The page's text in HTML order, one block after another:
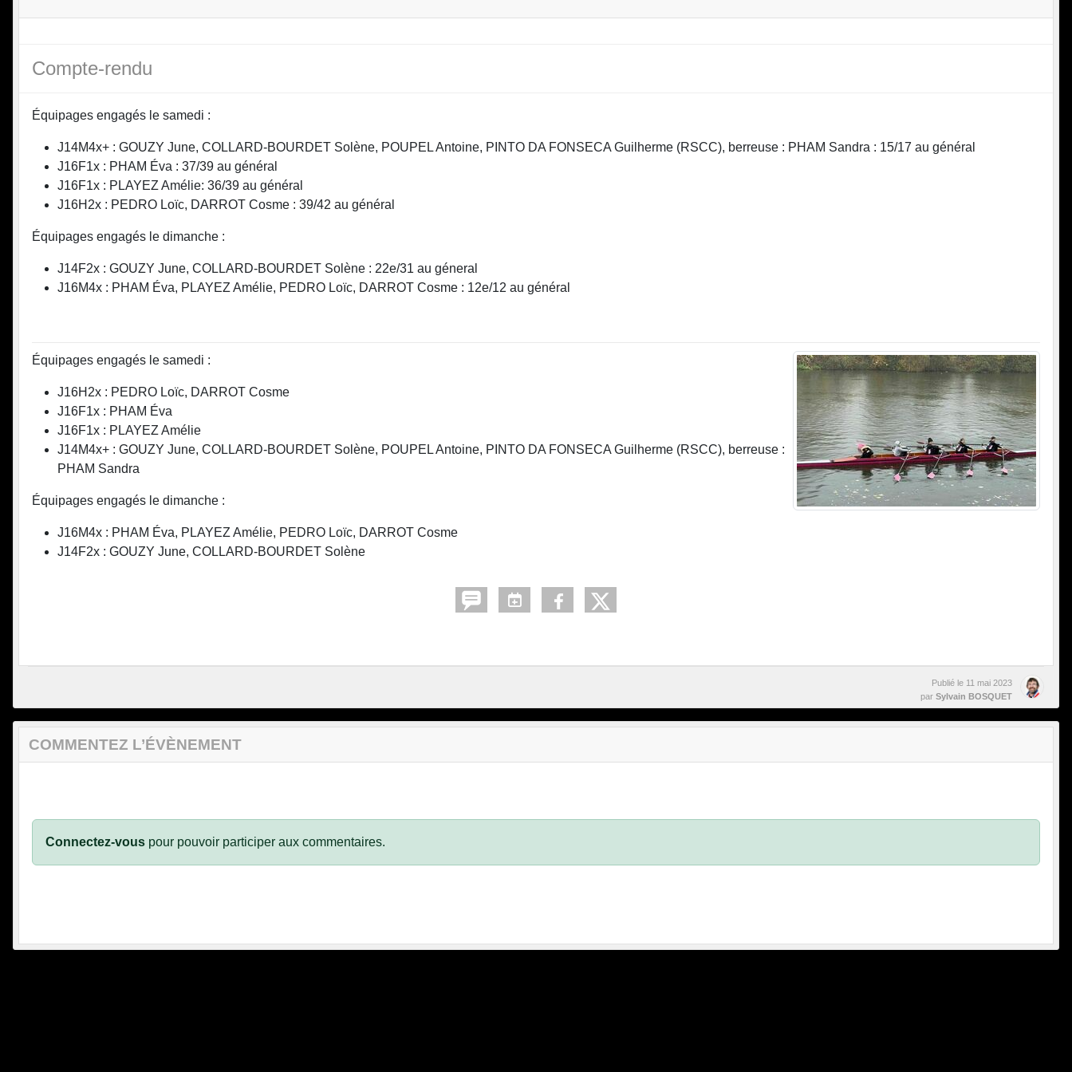
Compte-rendu
Équipages engagés le samedi :
J14M4x+ : GOUZY June, COLLARD-BOURDET Solène, POUPEL Antoine, PINTO DA FONSECA Guilherme (RSCC), berreuse : PHAM Sandra : 15/17 au général
J16F1x : PHAM Éva : 37/39 au général
J16F1x : PLAYEZ Amélie: 36/39 au général
J16H2x : PEDRO Loïc, DARROT Cosme : 39/42 au général
Équipages engagés le dimanche :
J14F2x : GOUZY June, COLLARD-BOURDET Solène : 22e/31 au géneral
J16M4x : PHAM Éva, PLAYEZ Amélie, PEDRO Loïc, DARROT Cosme : 12e/12 au général
Équipages engagés le samedi :
J16H2x : PEDRO Loïc, DARROT Cosme
J16F1x : PHAM Éva
J16F1x : PLAYEZ Amélie
J14M4x+ : GOUZY June, COLLARD-BOURDET Solène, POUPEL Antoine, PINTO DA FONSECA Guilherme (RSCC), berreuse :
PHAM Sandra
Équipages engagés le dimanche :
J16M4x : PHAM Éva, PLAYEZ Amélie, PEDRO Loïc, DARROT Cosme
J14F2x : GOUZY June, COLLARD-BOURDET Solène
Publié le 11 mai 2023
par Sylvain BOSQUET
COMMENTEZ L’ÉVÈNEMENT
Connectez-vous pour pouvoir participer aux commentaires.